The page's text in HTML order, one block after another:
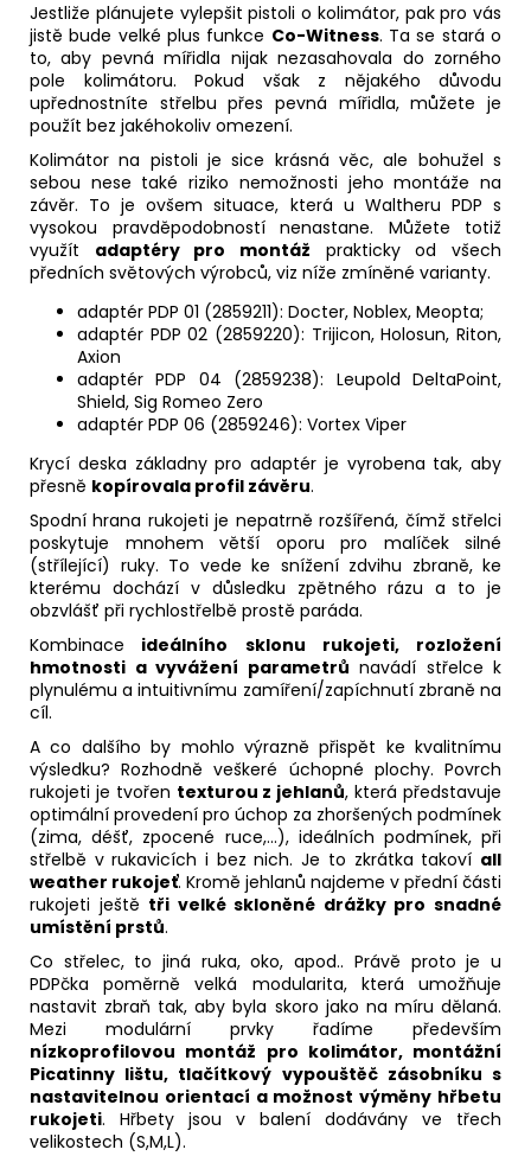
Jestliže plánujete vylepšit pistoli o kolimátor, pak pro vás
jistě bude velké plus funkce Co-Witness. Ta se stará o
to, aby pevná mířidla nijak nezasahovala do zorného
pole kolimátoru. Pokud však z nějakého důvodu
upřednostníte střelbu přes pevná mířidla, můžete je
použít bez jakéhokoliv omezení.
Kolimátor na pistoli je sice krásná věc, ale bohužel s
sebou nese také riziko nemožnosti jeho montáže na
závěr. To je ovšem situace, která u Waltheru PDP s
vysokou pravděpodobností nenastane. Můžete totiž
využít adaptéry pro montáž prakticky od všech
předních světových výrobců, viz níže zmíněné varianty.
adaptér PDP 01 (2859211): Docter, Noblex, Meopta;
adaptér PDP 02 (2859220): Trijicon, Holosun, Riton,
Axion
adaptér PDP 04 (2859238): Leupold DeltaPoint,
Shield, Sig Romeo Zero
adaptér PDP 06 (2859246): Vortex Viper
Krycí deska základny pro adaptér je vyrobena tak, aby
přesně kopírovala profil závěru.
Spodní hrana rukojeti je nepatrně rozšířená, čímž střelci
poskytuje mnohem větší oporu pro malíček silné
(střílející) ruky. To vede ke snížení zdvihu zbraně, ke
kterému dochází v důsledku zpětného rázu a to je
obzvlášť při rychlostřelbě prostě paráda.
Kombinace ideálního sklonu rukojeti, rozložení
hmotnosti a vyvážení parametrů navádí střelce k
plynulému a intuitivnímu zamíření/zapíchnutí zbraně na
cíl.
A co dalšího by mohlo výrazně přispět ke kvalitnímu
výsledku? Rozhodně veškeré úchopné plochy. Povrch
rukojeti je tvořen texturou z jehlanů, která představuje
optimální provedení pro úchop za zhoršených podmínek
(zima, déšť, zpocené ruce,...), ideálních podmínek, při
střelbě v rukavicích i bez nich. Je to zkrátka takoví all
weather rukojeť. Kromě jehlanů najdeme v přední části
rukojeti ještě tři velké skloněné drážky pro snadné
umístění prstů.
Co střelec, to jiná ruka, oko, apod.. Právě proto je u
PDPčka poměrně velká modularita, která umožňuje
nastavit zbraň tak, aby byla skoro jako na míru dělaná.
Mezi modulární prvky řadíme především
nízkoprofilovou montáž pro kolimátor, montážní
Picatinny lištu, tlačítkový vypouštěč zásobníku s
nastavitelnou orientací a možnost výměny hřbetu
rukojeti. Hřbety jsou v balení dodávány ve třech
velikostech (S,M,L).